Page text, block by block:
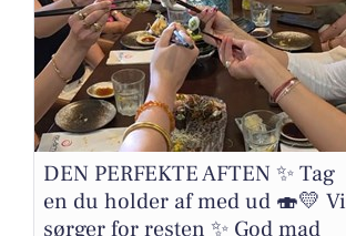
DEN PERFEKTE AFTEN ✨ Tag
en du holder af med ud 🍣💛 Vi
sørger for resten ✨ God mad